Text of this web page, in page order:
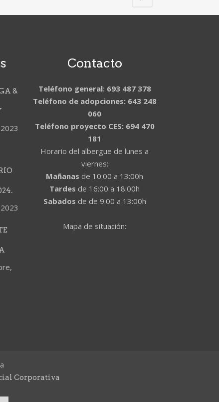
&
Contacto
Teléfono general: 693 487 378
Teléfono de adopciones: 643 248
060
Teléfono proyecto CES: 694 470
181
Horario del albergue de lunes a
viernes:
Mañanas de 10:00 a 13:00h
Tardes de 16:00 a 18:00h
Sabados de de 9:00 a 13:00h
Mapa de situación:
Corporativa